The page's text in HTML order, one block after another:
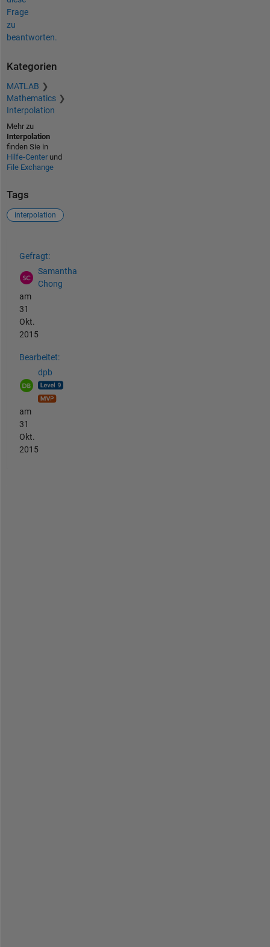
Frage
zu
beantworten.
Kategorien
MATLAB
Mathematics
Interpolation
Mehr zu
Interpolation
finden Sie in
Hilfe-Centerund
File Exchange
Tags
interpolation
Gefragt:
Samantha
Chong
am
31
Okt.
2015
Bearbeitet:
dpb
am
31
Okt.
2015